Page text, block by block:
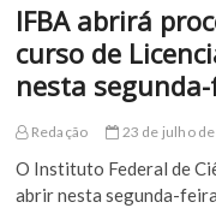
IFBA abrirá
curso de
nesta
Redação 23 de julho
O Instituto Federal de
abrir nesta segunda-